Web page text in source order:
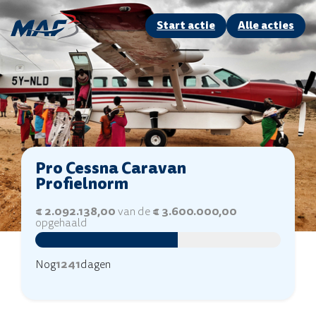
Start actie Alle acties
Pro Cessna Caravan
Profielnorm
€ 2.092.138,00van de€ 3.600.000,00
opgehaald
Nog1241dagen